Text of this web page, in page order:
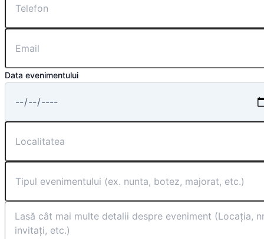
Data evenimentului